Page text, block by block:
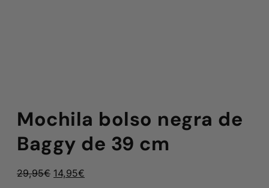
Mochila bolso negra de
Baggy de 39 cm
29,95€ El
14,95€